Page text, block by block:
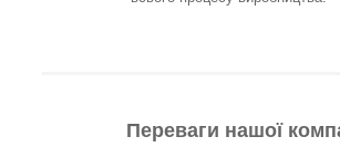
Переваги нашої